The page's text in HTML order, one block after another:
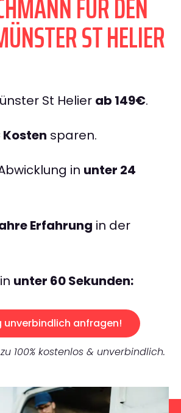
ST HELIER
St Helier ab 149€.
Kosten sparen.
in unter 24
Erfahrung in der
unter 60 Sekunden:
unverbindlich anfragen!
100% kostenlos & unverbindlich.